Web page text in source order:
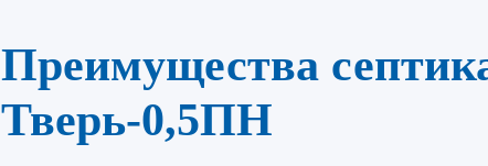
Преимущества
Тверь-0,5ПН